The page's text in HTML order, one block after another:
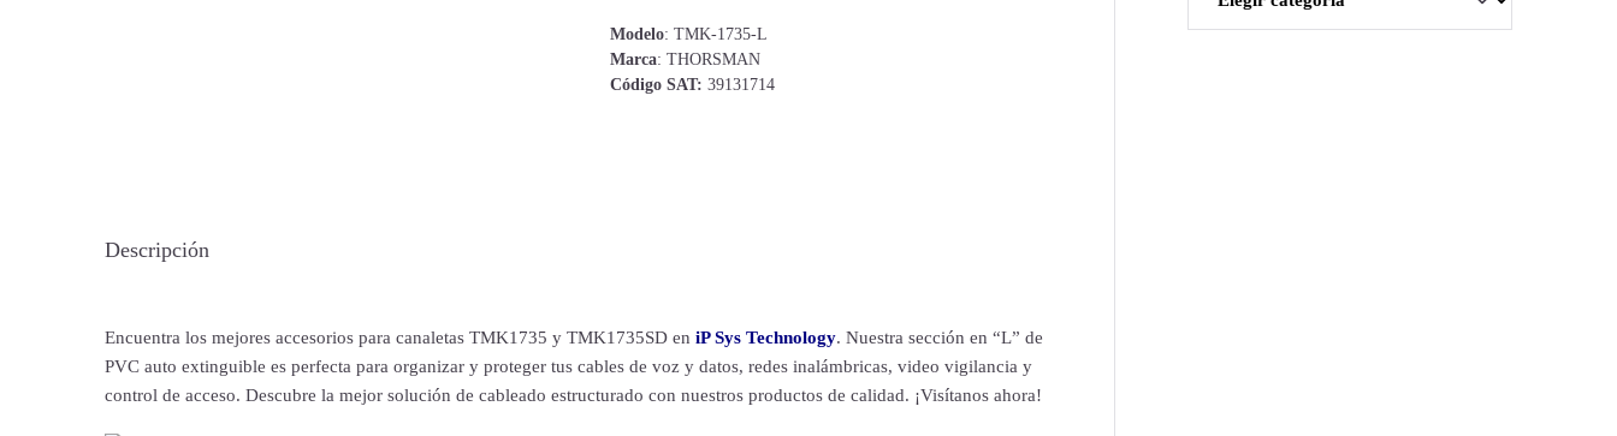
Modelo: TMK-1735-L
Marca: THORSMAN
Código SAT: 39131714
Descripción
Encuentra los mejores accesorios para canaletas TMK1735 y TMK1735SD en iP Sys Technology. Nuestra sección en “L” de
PVC auto extinguible es perfecta para organizar y proteger tus cables de voz y datos, redes inalámbricas, video vigilancia y
control de acceso. Descubre la mejor solución de cableado estructurado con nuestros productos de calidad. ¡Visítanos ahora!